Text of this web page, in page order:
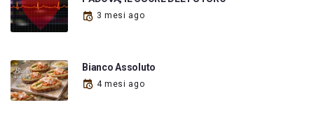
3 mesi ago
Bianco Assoluto
4 mesi ago